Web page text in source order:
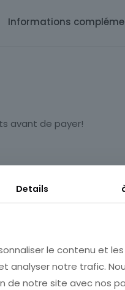
Informations
avant de payer!
Details
le contenu et
analyser notre trafic.
de notre site avec nos